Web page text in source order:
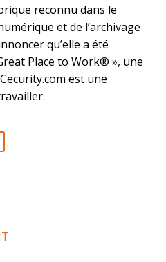
reconnu dans le
et de l’archivage
qu’elle a été
Place to Work® », une
est une